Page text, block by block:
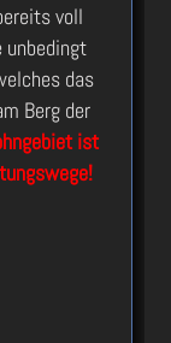
voll
unbedingt
das
Berg der
ist